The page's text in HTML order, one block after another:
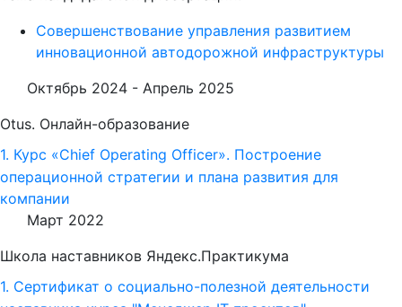
Совершенствование управления развитием
инновационной автодорожной инфраструктуры
Октябрь 2024 - Апрель 2025
Otus. Онлайн-образование
1. Курс «Chief Operating Officer». Построение
операционной стратегии и плана развития для
компании
Март 2022
Школа наставников Яндекс.Практикума
1. Сертификат о социально-полезной деятельности